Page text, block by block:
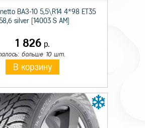
Летняя
н/ш.
H
ВАЗ-10 5,5\R14 4*98 ET35
silver [14003 S AM]
1 826р.
больше 10 шт.
В корзину